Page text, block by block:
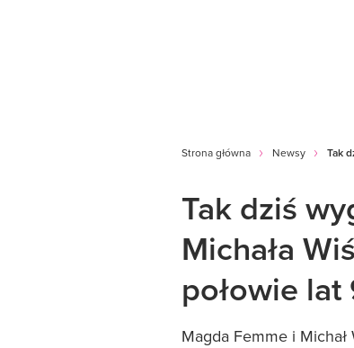
Strona główna Newsy Tak
Tak dziś
Michała
połowie lat
Magda Femme i